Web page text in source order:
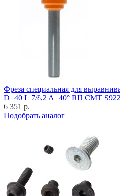
Фреза специальная для
D=40 I=7/8,2 A=40° RH CMT
6 351 р.
Подобрать аналог